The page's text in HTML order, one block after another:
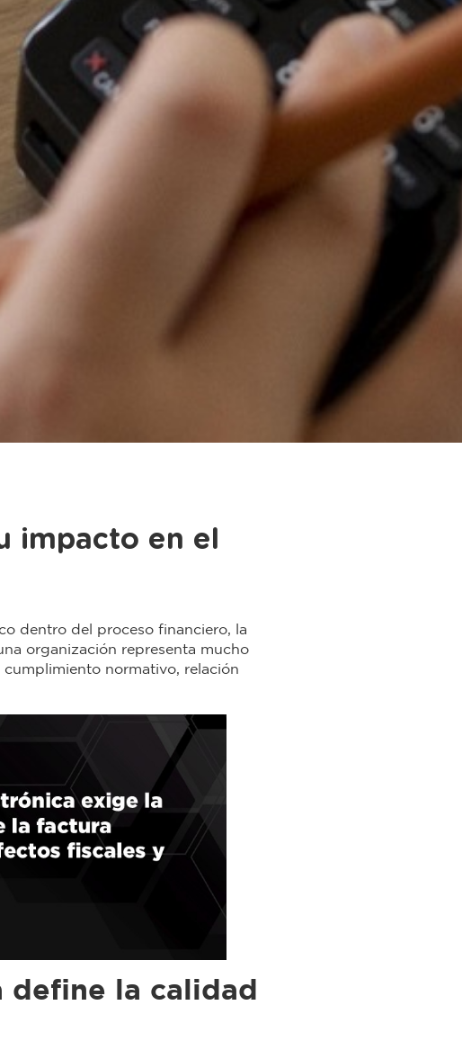
impacto en el
dentro del proceso financiero, la
organización representa mucho
normativo, relación
define la calidad